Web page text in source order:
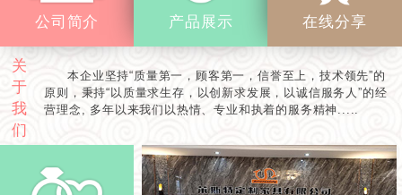
公司简介 产品展示 在线分享
关
于
我
们
本企业坚持“质量第一，顾客第一，信誉至上，技术领先”的
原则，秉持“以质量求生存，以创新求发展，以诚信服务人”的经
营理念, 多年以来我们以热情、专业和执着的服务精神.....